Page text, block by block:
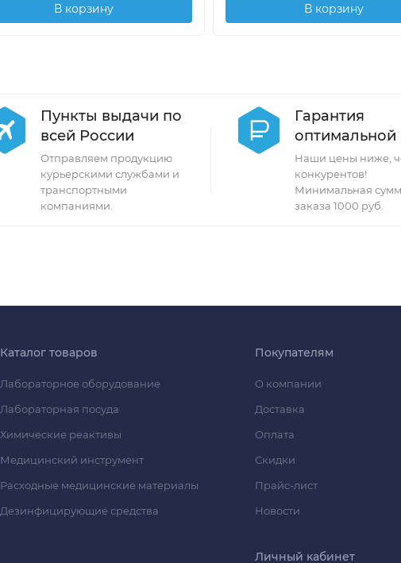
В корзину В корзину
Пункты выдачи по
всей России
Отправляем продукцию
курьерскими службами и
транспортными
компаниями.
Гарантия
оптимальной
Наши цены ниже,
конкурентов!
Минимальная
заказа 1000 руб.
Каталог товаров
Лабораторное оборудование
Лабораторная посуда
Химические реактивы
Медицинский инструмент
Расходные медицинские материалы
Дезинфицирующие средства
Покупателям
О компании
Доставка
Оплата
Скидки
Прайс-лист
Новости
Личный кабинет